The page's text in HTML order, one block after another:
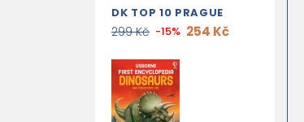
DK TOP 10 PRAGUE
299 Kč -15% 254 Kč